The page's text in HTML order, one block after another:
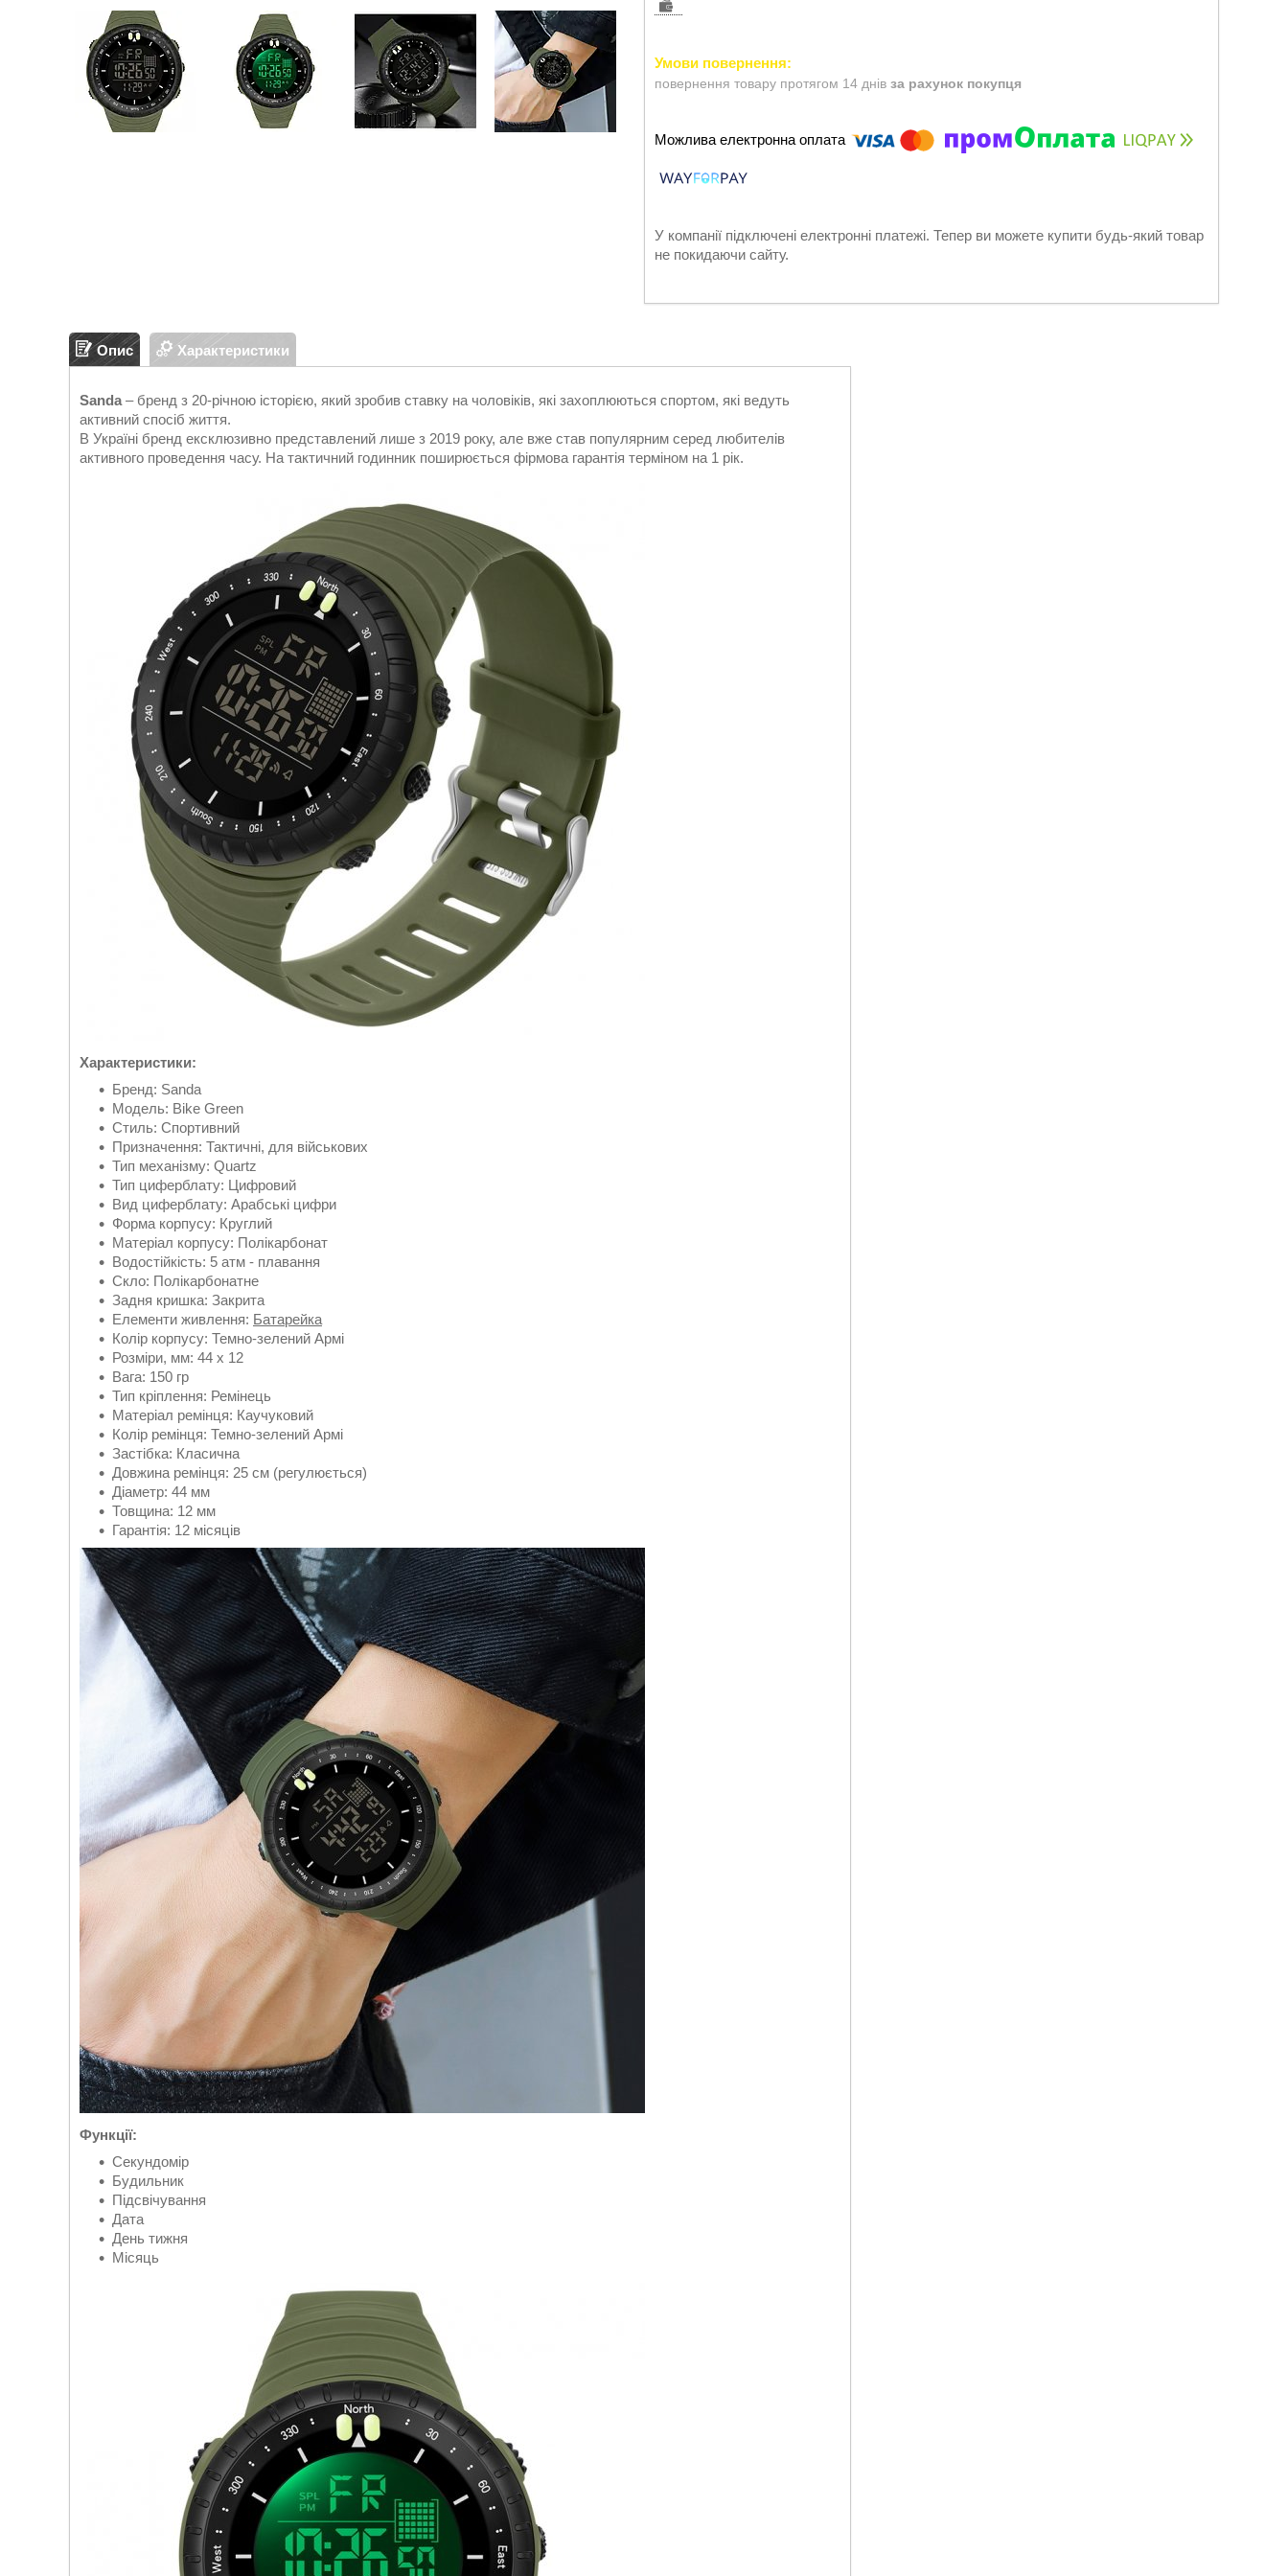
повернення товару протягом 14 днів за рахунок покупця
У компанії підключені електронні платежі. Тепер ви можете купити будь-який товар
не покидаючи сайту.
Опис Характеристики
Sanda – бренд з 20-річною історією, який зробив ставку на чоловіків, які захоплюються спортом, які ведуть
активний спосіб життя.
В Україні бренд ексклюзивно представлений лише з 2019 року, але вже став популярним серед любителів
активного проведення часу. На тактичний годинник поширюється фірмова гарантія терміном на 1 рік.
Характеристики:
Бренд: Sanda
Модель: Bike Green
Стиль: Спортивний
Призначення: Тактичні, для військових
Тип механізму: Quartz
Тип циферблату: Цифровий
Вид циферблату: Арабські цифри
Форма корпусу: Круглий
Матеріал корпусу: Полікарбонат
Водостійкість: 5 атм - плавання
Скло: Полікарбонатне
Задня кришка: Закрита
Елементи живлення: Батарейка
Колір корпусу: Темно-зелений Армі
Розміри, мм: 44 х 12
Вага: 150 гр
Тип кріплення: Ремінець
Матеріал ремінця: Каучуковий
Колір ремінця: Темно-зелений Армі
Застібка: Класична
Довжина ремінця: 25 см (регулюється)
Діаметр: 44 мм
Товщина: 12 мм
Гарантія: 12 місяців
Функції:
Секундомір
Будильник
Підсвічування
Дата
День тижня
Місяць